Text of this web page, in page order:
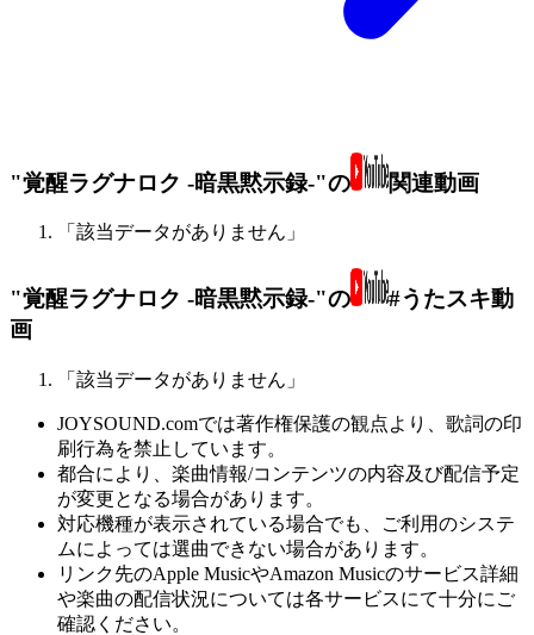
"覚醒ラグナロク -暗黒黙示録-"の 関連動画
「該当データがありません」
"覚醒ラグナロク -暗黒黙示録-"の
#うたスキ動
画
「該当データがありません」
JOYSOUND.comでは著作権保護の観点より、歌詞の印
刷行為を禁止しています。
都合により、楽曲情報/コンテンツの内容及び配信予定
が変更となる場合があります。
対応機種が表示されている場合でも、ご利用のシステ
ムによっては選曲できない場合があります。
リンク先のApple MusicやAmazon Musicのサービス詳細
や楽曲の配信状況については各サービスにて十分にご
確認ください。